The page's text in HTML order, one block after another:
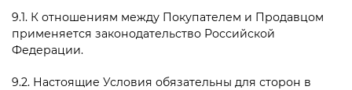
9.1. К отношениям между Покупателем и Продавцом
применяется законодательство Российской
Федерации.
9.2. Настоящие Условия обязательны для сторон в